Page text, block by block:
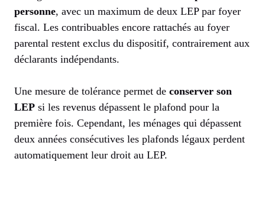
personne, avec un maximum de deux LEP par foyer
fiscal. Les contribuables encore rattachés au foyer
parental restent exclus du dispositif, contrairement aux
déclarants indépendants.
Une mesure de tolérance permet de conserver son
LEP si les revenus dépassent le plafond pour la
première fois. Cependant, les ménages qui dépassent
deux années consécutives les plafonds légaux perdent
automatiquement leur droit au LEP.